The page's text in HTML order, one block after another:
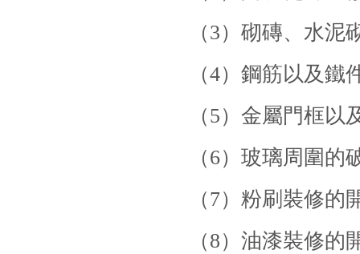
（3）砌磚、水
（4）鋼筋以及
（5）金屬門框
（6）玻璃周圍的
（7）粉刷裝修
（8）油漆裝修的